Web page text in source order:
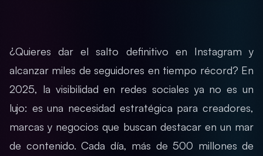
¿Quieres dar el salto definitivo en Instagram y
alcanzar miles de seguidores en tiempo récord? En
2025, la visibilidad en redes sociales ya no es un
lujo: es una necesidad estratégica para creadores,
marcas y negocios que buscan destacar en un mar
de contenido. Cada día, más de 500 millones de